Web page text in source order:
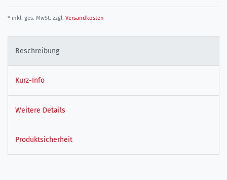
* inkl. ges. MwSt. zzgl. Versandkosten
Beschreibung
Kurz-Info
Weitere Details
Produktsicherheit